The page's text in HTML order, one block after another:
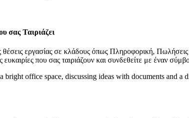
σας Ταιριάζει
εργασίας σε κλάδους όπως Πληροφορική,
που σας ταιριάζουν και συνδεθείτε με έναν